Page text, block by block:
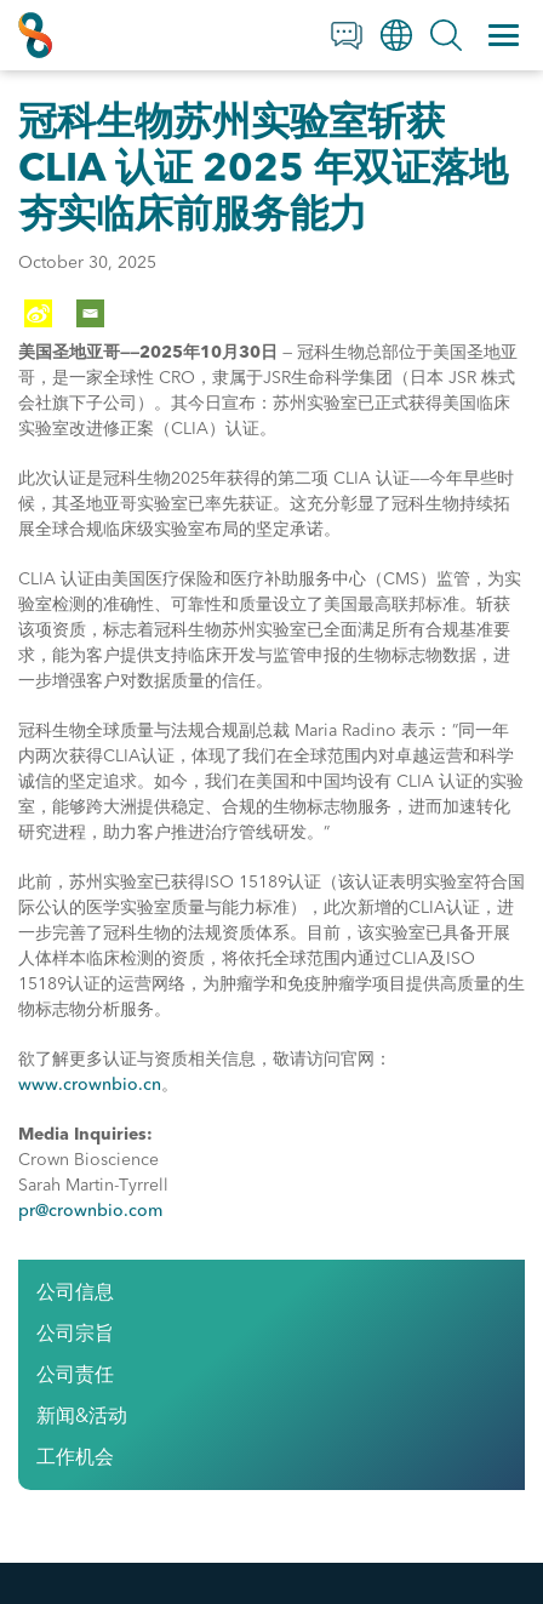
English
日本語
简体中文
+1 858 622 2900
All Contact Information
冠科生物苏州实验室斩获
CLIA 认证 2025 年双证落地
夯实临床前服务能力
October 30, 2025
美国圣地亚哥——2025年10月30日 — 冠科生物总部位于美国圣地亚
哥，是一家全球性 CRO，隶属于JSR生命科学集团（日本 JSR 株式
会社旗下子公司）。其今日宣布：苏州实验室已正式获得美国临床
实验室改进修正案（CLIA）认证。
此次认证是冠科生物2025年获得的第二项 CLIA 认证——今年早些时
候，其圣地亚哥实验室已率先获证。这充分彰显了冠科生物持续拓
展全球合规临床级实验室布局的坚定承诺。
CLIA 认证由美国医疗保险和医疗补助服务中心（CMS）监管，为实
验室检测的准确性、可靠性和质量设立了美国最高联邦标准。斩获
该项资质，标志着冠科生物苏州实验室已全面满足所有合规基准要
求，能为客户提供支持临床开发与监管申报的生物标志物数据，进
一步增强客户对数据质量的信任。
冠科生物全球质量与法规合规副总裁 Maria Radino 表示：”同一年
内两次获得CLIA认证，体现了我们在全球范围内对卓越运营和科学
诚信的坚定追求。如今，我们在美国和中国均设有 CLIA 认证的实验
室，能够跨大洲提供稳定、合规的生物标志物服务，进而加速转化
研究进程，助力客户推进治疗管线研发。”
此前，苏州实验室已获得ISO 15189认证（该认证表明实验室符合国
际公认的医学实验室质量与能力标准），此次新增的CLIA认证，进
一步完善了冠科生物的法规资质体系。目前，该实验室已具备开展
人体样本临床检测的资质，将依托全球范围内通过CLIA及ISO
15189认证的运营网络，为肿瘤学和免疫肿瘤学项目提供高质量的生
物标志物分析服务。
欲了解更多认证与资质相关信息，敬请访问官网：
www.crownbio.cn。
Media Inquiries:
Crown Bioscience
Sarah Martin-Tyrrell
pr@crownbio.com
公司信息
公司宗旨
公司责任
新闻&活动
工作机会